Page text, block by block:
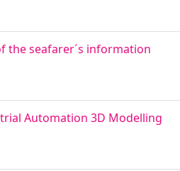
the seafarer´s information
Automation 3D Modelling